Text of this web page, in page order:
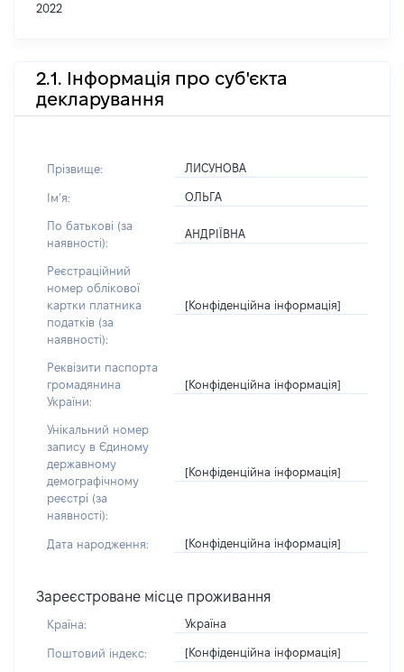
2022
2.1. Інформація про суб'єкта
декларування
Прізвище: ЛИСУНОВА
Імʼя: ОЛЬГА
По батькові (за
наявності):
АНДРІЇВНА
Реєстраційний
номер облікової
картки платника
податків (за
наявності):
[Конфіденційна інформація]
Реквізити паспорта
громадянина
України:
[Конфіденційна інформація]
Унікальний номер
запису в Єдиному
державному
демографічному
реєстрі (за
наявності):
[Конфіденційна інформація]
Дата народження: [Конфіденційна інформація]
Зареєстроване місце проживання
Країна: Україна
Поштовий індекс: [Конфіденційна інформація]